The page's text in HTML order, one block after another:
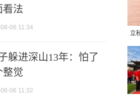
看法
06 11:34
躲进深山13年：怕了
整觉
06 11:32
立
晒
味